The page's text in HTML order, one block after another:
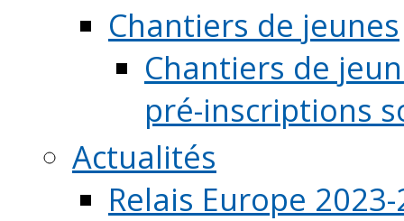
Chantiers de jeunes
Chantiers de
pré-inscriptions
Actualités
Relais Europe